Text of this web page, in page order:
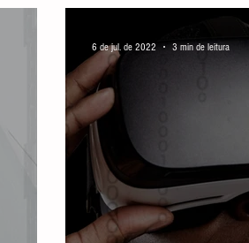
6 de jul. de 2022 3 min de leitura